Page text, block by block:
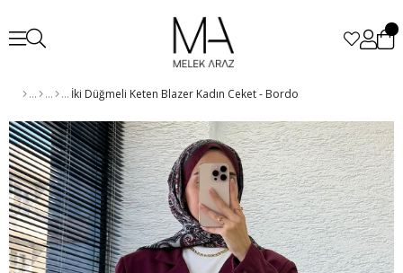
İki Düğmeli Keten Blazer Kadın Ceket - Bordo